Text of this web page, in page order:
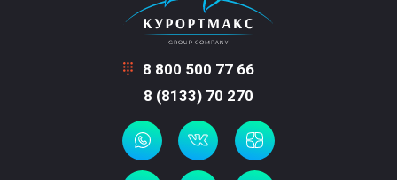
8 800 500 77 66
8 (8133) 70 270